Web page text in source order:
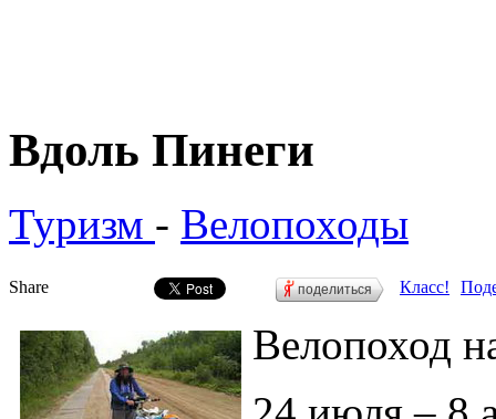
Вдоль Пинеги
Туризм - Велопоходы
Share поделиться Класс!
Велопоход